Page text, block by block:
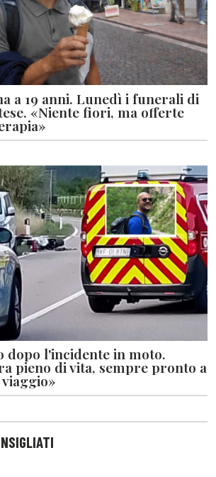
a 19 anni. Lunedì i funerali di
«Niente fiori, ma offerte
dopo l'incidente in moto.
pieno di vita, sempre pronto a